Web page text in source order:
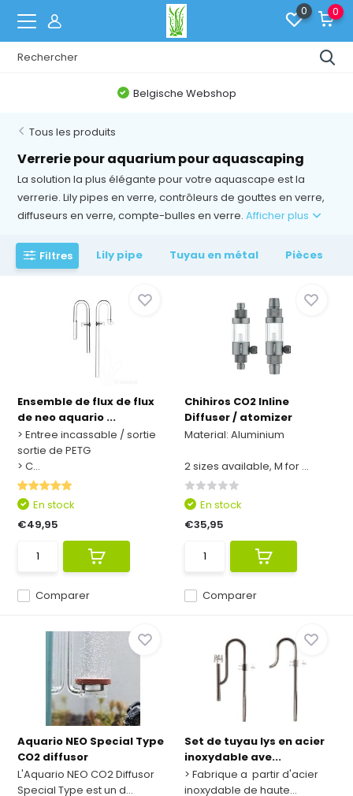
0 0
Belgische Webshop
Tous les produits
Verrerie pour aquarium pour aquascaping
La solution la plus élégante pour votre aquascape est la
verrerie. Lily pipes en verre, contrôleurs de gouttes en verre,
diffuseurs en verre, compte-bulles en verre.Afficher plus
Filtres Lily pipe Tuyau en métal Pièces
Ensemble de flux de flux
de neo aquario ...
> Entree incassable / sortie
sortie de PETG
> C...
Comparer
En stock
€49,95
Chihiros CO2 Inline
Diffuser / atomizer
Material: Aluminium
2 sizes available, M for ...
Comparer
En stock
€35,95
Aquario NEO Special Type
CO2 diffusor
L'Aquario NEO CO2 Diffusor
Special Type est un d...
Set de tuyau lys en acier
inoxydable ave...
> Fabrique a partir d'acier
inoxydable de haute...